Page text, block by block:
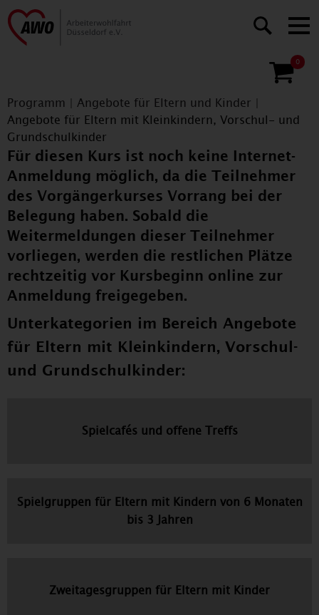
0
Programm Angebote für Eltern und Kinder
Angebote für Eltern mit Kleinkindern, Vorschul- und
Grundschulkinder
Für diesen Kurs ist noch keine Internet-
Anmeldung möglich, da die Teilnehmer
des Vorgängerkurses Vorrang bei der
Belegung haben. Sobald die
Weitermeldungen dieser Teilnehmer
vorliegen, werden die restlichen Plätze
rechtzeitig vor Kursbeginn online zur
Anmeldung freigegeben.
Unterkategorien im Bereich Angebote
für Eltern mit Kleinkindern, Vorschul-
und Grundschulkinder:
Spielcafés und offene Treffs
Spielgruppen für Eltern mit Kindern von 6 Monaten
bis 3 Jahren
Zweitagesgruppen für Eltern mit Kinder